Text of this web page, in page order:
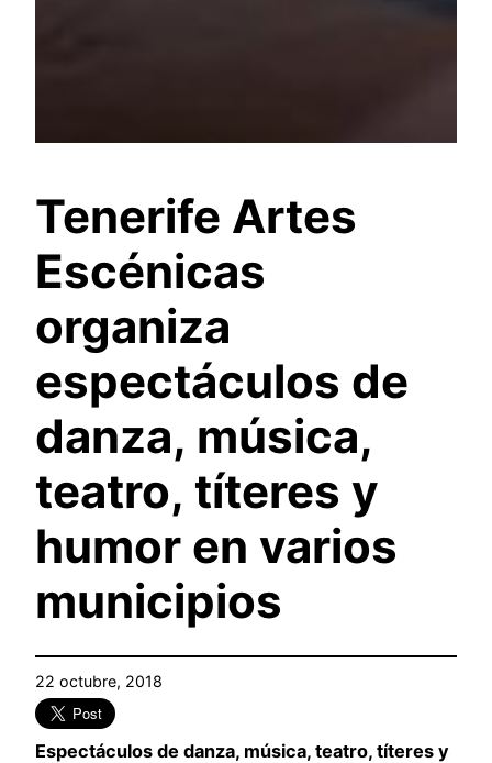
Tenerife Artes
Escénicas
organiza
espectáculos de
danza, música,
teatro, títeres y
humor en varios
municipios
22 octubre, 2018
Espectáculos de danza, música, teatro, títeres y